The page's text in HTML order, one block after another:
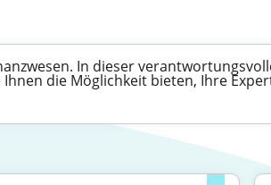
In dieser
die Möglichkeit bieten, Ihre